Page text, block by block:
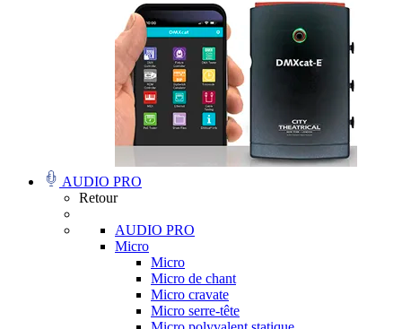
AUDIO PRO
Retour
AUDIO PRO
Micro
Micro
Micro de chant
Micro cravate
Micro serre-tête